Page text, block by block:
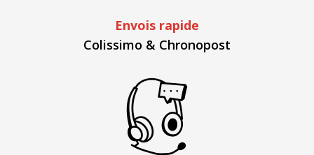
Envois rapide
Colissimo & Chronopost